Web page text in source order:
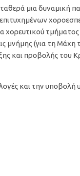
μια δυναμική
χορευτικού
μνήμης (για τη Μάχη
και προβολής του
και την